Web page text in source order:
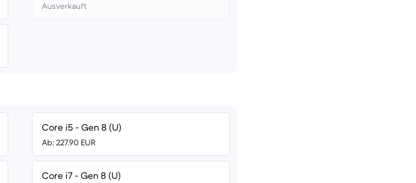
Ausverkauft
Core i5 - Gen 8 (U)
Ab: 227.90 EUR
Core i7 - Gen 8 (U)